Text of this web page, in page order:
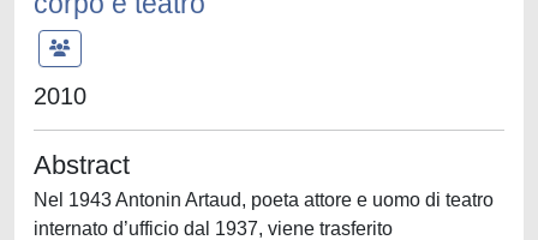
2010
Abstract
Nel 1943 Antonin Artaud, poeta attore e uomo di teatro
internato d’ufficio dal 1937, viene trasferito